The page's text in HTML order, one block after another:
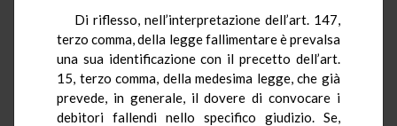
Di riflesso, nell’interpretazione dell’art. 147,
terzo comma, della legge fallimentare è prevalsa
una sua identificazione con il precetto dell’art.
15, terzo comma, della medesima legge, che già
prevede, in generale, il dovere di convocare i
debitori fallendi nello specifico giudizio. Se,